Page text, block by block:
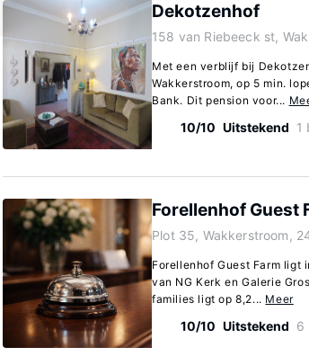
Dekotzenhof
158 van Riebeeck st,
Met een verblijf bij
Wakkerstroom, op 5 min.
Bank. Dit pension voor...
10/10 Uitstekend 1
Forellenhof Guest
Plot 35, Wakkerstroom,
Forellenhof Guest Farm ligt
van NG Kerk en Galerie
families ligt op 8,2... Meer
10/10 Uitstekend 6